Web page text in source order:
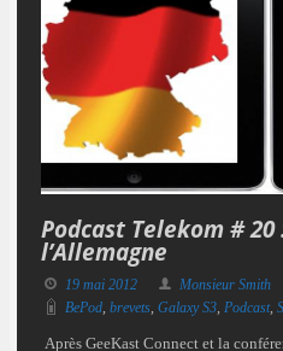
Podcast Telekom #
l’Allemagne
19 mai 2012 Monsieur Smith
BePod, brevets, Galaxy S3, Podcast,
Après GeeKast Connect et la